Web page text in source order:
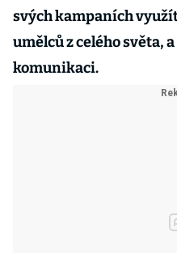
svých kampaních
umělců z celého světa,
komunikaci.